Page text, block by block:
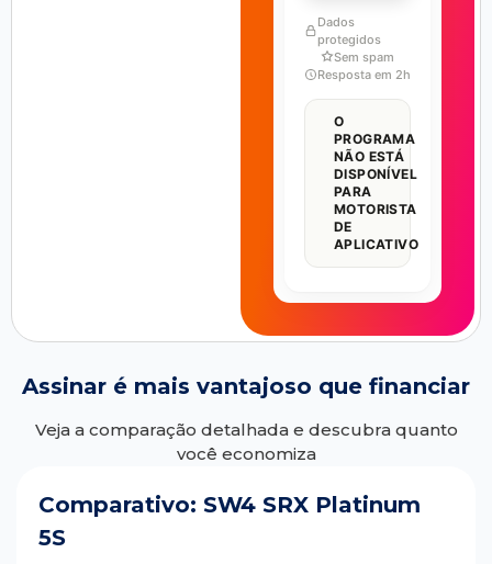
Dados
protegidos
Sem spam
Resposta em 2h
O
PROGRAMA
NÃO ESTÁ
DISPONÍVEL
PARA
MOTORISTA
DE
APLICATIVO
Assinar é mais vantajoso que financiar
Veja a comparação detalhada e descubra quanto
você economiza
Comparativo: SW4 SRX Platinum
5S